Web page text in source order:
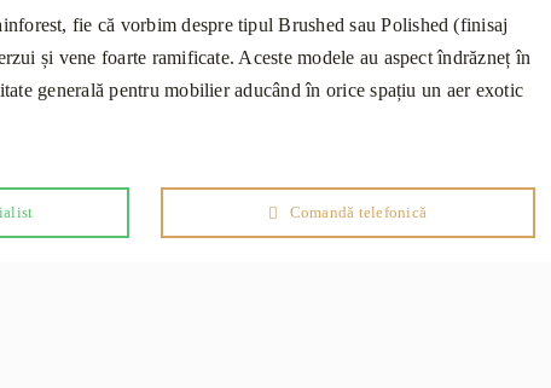
fie că vorbim despre tipul Brushed sau Polished (finisaj
și vene foarte ramificate. Aceste modele au aspect îndrăzneț în
generală pentru mobilier aducând în orice spațiu un aer exotic
Comandă telefonică